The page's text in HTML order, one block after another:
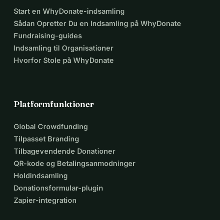
udbytte af denne formative oplevelse for dem såvel som
for os.
Start en WhyDonate-indsamling
Sådan Opretter Du en Indsamling på WhyDonate
Fundraising-guides
Indsamling til Organisationer
Hvorfor Stole på WhyDonate
Platformfunktioner
Global Crowdfunding
Tilpasset Branding
Tilbagevendende Donationer
QR-kode og Betalingsanmodninger
Holdindsamling
Donationsformular-plugin
Zapier-integration